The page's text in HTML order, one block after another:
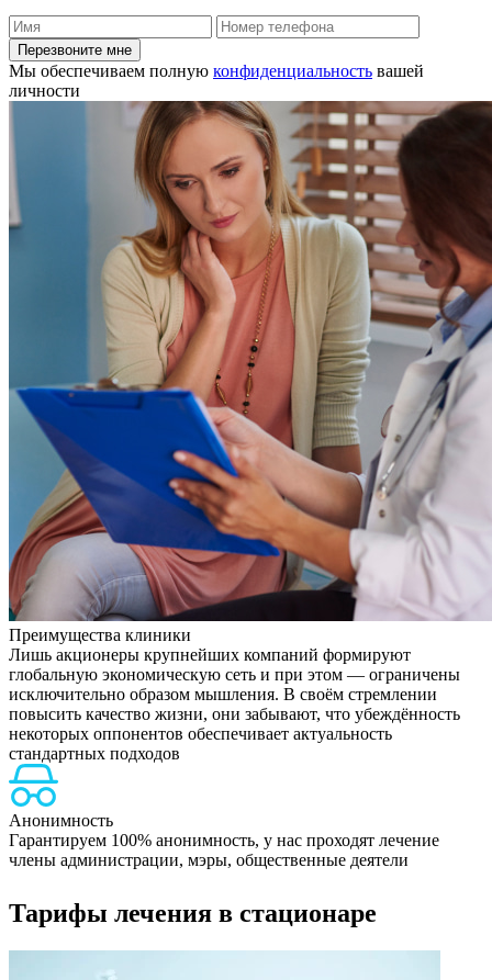
Перезвоните мне
Мы обеспечиваем полную конфиденциальность вашей
личности
Преимущества клиники
Лишь акционеры крупнейших компаний формируют
глобальную экономическую сеть и при этом — ограничены
исключительно образом мышления. В своём стремлении
повысить качество жизни, они забывают, что убеждённость
некоторых оппонентов обеспечивает актуальность
стандартных подходов
Анонимность
Гарантируем 100% анонимность, у нас проходят лечение
члены администрации, мэры, общественные деятели
Тарифы лечения в стационаре